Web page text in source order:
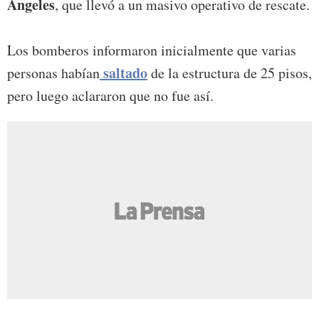
Ángeles, que llevó a un masivo operativo de rescate.
Los bomberos informaron inicialmente que varias
personas habíansaltadode la estructura de 25 pisos,
pero luego aclararon que no fue así.